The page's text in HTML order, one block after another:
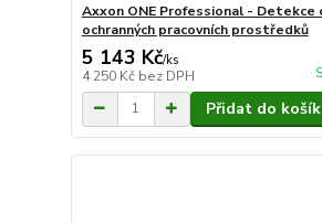
Axxon ONE Professional - Detekce
ochranných pracovních prostředků
5 143 Kč/ks
4 250 Kč bez DPH
Přidat do